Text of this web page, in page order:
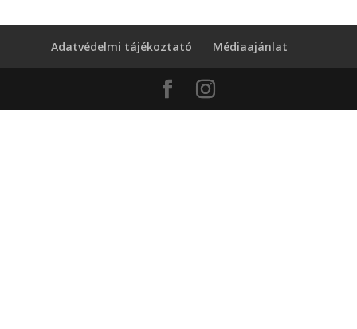
Adatvédelmi tájékoztató Médiaajánlat